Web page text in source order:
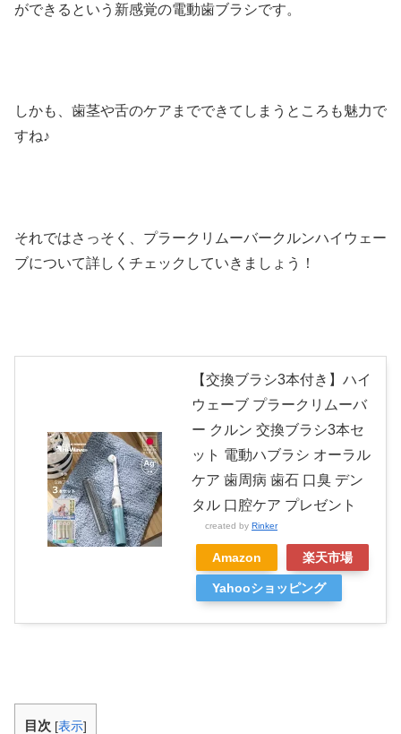
ができるという新感覚の電動歯ブラシです。
しかも、歯茎や舌のケアまでできてしまうところも魅力で
すね♪
それではさっそく、プラークリムーバークルンハイウェー
ブについて詳しくチェックしていきましょう！
【交換ブラシ3本付き】ハイ
ウェーブ プラークリムーバ
ー クルン 交換ブラシ3本セ
ット 電動ハブラシ オーラル
ケア 歯周病 歯石 口臭 デン
タル 口腔ケア プレゼント
created by Rinker
Amazon 楽天市場
Yahooショッピング
目次 [表示]